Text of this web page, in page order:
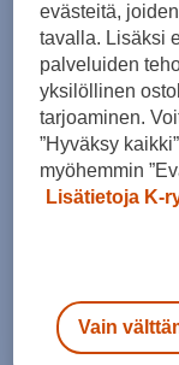
Koko
M-L
Pyöräilykypärän
Tarkista
evästeitä,
tavalla. Lisäksi
palveluiden
yksilöllinen
tarjoaminen.
”Hyväksy
myöhemmin
Lisätietoja K-
Vain